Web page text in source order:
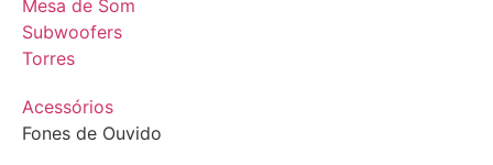
Mesa de Som
Subwoofers
Torres
Acessórios
Fones de Ouvido